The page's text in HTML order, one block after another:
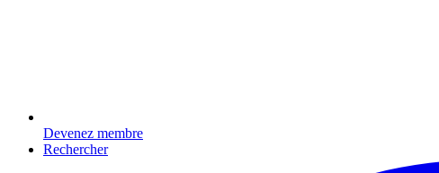
Devenez membre
Rechercher